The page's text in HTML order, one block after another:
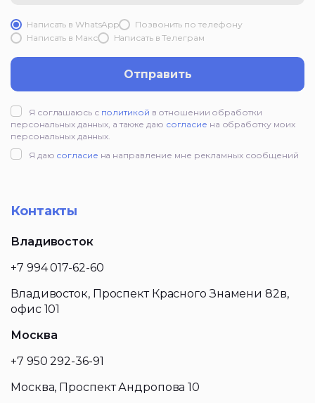
Написать в WhatsApp
Позвонить по телефону
Написать в Mакс
Написать в Телеграм
Отправить
Я соглашаюсь с политикой в отношении обработки
персональных данных, а также даю согласие на обработку моих
персональных данных.
Я даю согласие на направление мне рекламных сообщений
Контакты
Владивосток
+7 994 017-62-60
Владивосток, Проспект Красного Знамени 82в,
офис 101
Москва
+7 950 292-36-91
Москва, Проспект Андропова 10